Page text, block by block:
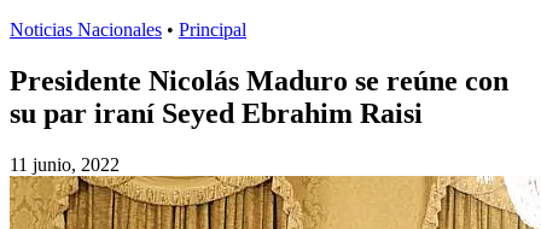
Noticias Nacionales • Principal
Presidente Nicolás Maduro se reúne con
su par iraní Seyed Ebrahim Raisi
11 junio, 2022